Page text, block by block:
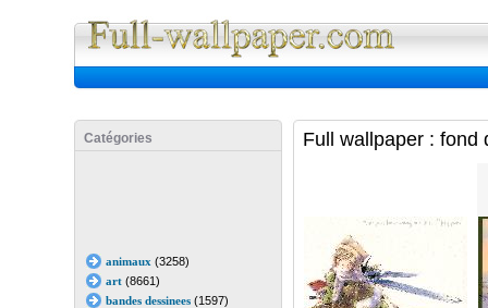
Catégories
animaux (3258)
art(8661)
bandes dessinees(1597)
Full wallpaper : fond